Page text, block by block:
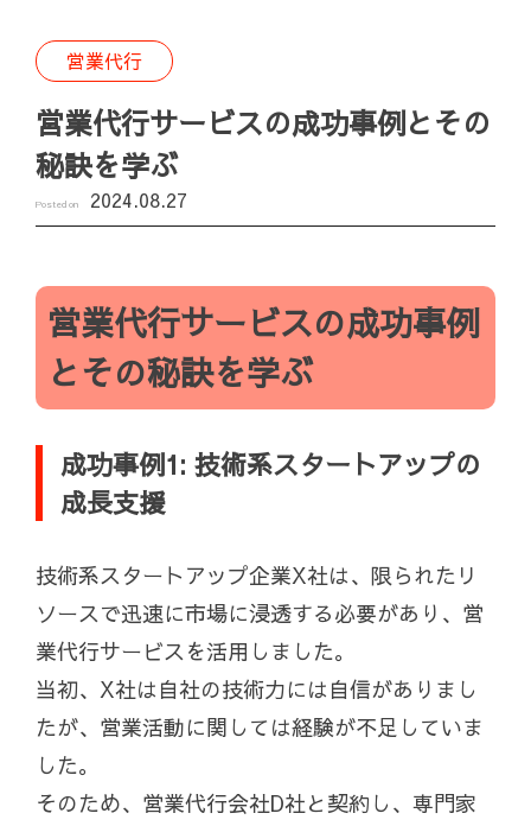
営業代行
営業代行サービスの成功事例とその
秘訣を学ぶ
Posted on 2024.08.27
営業代行サービスの成功事例
とその秘訣を学ぶ
成功事例1: 技術系スタートアップの
成長支援
技術系スタートアップ企業X社は、限られたリ
ソースで迅速に市場に浸透する必要があり、営
業代行サービスを活用しました。
当初、X社は自社の技術力には自信がありまし
たが、営業活動に関しては経験が不足していま
した。
そのため、営業代行会社D社と契約し、専門家